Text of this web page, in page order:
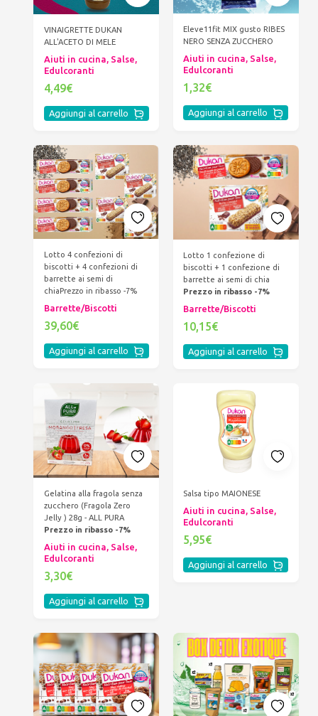
VINAIGRETTE DUKAN
ALL'ACETO DI MELE
Aiuti in cucina, Salse,
Edulcoranti
4,49€
Aggiungi al carrello
Eleve11fit MIX gusto RIBES
NERO SENZA ZUCCHERO
Aiuti in cucina, Salse,
Edulcoranti
1,32€
Aggiungi al carrello
Lotto 4 confezioni di
biscotti + 4 confezioni di
barrette ai semi di
chiaPrezzo in ribasso -7%
Barrette/Biscotti
39,60€
Aggiungi al carrello
Lotto 1 confezione di
biscotti + 1 confezione di
barrette ai semi di chia
Prezzo in ribasso -7%
Barrette/Biscotti
10,15€
Aggiungi al carrello
Gelatina alla fragola senza
zucchero (Fragola Zero
Jelly ) 28g - ALL PURA
Prezzo in ribasso -7%
Aiuti in cucina, Salse,
Edulcoranti
3,30€
Aggiungi al carrello
Salsa tipo MAIONESE
Aiuti in cucina, Salse,
Edulcoranti
5,95€
Aggiungi al carrello